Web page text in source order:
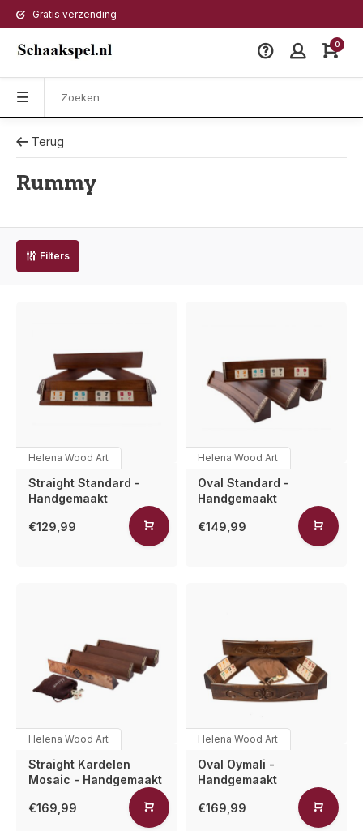
Gratis verzending
0
Terug
Rummy
Filters
Helena Wood Art
Straight Standard -
Handgemaakt
€129,99
Helena Wood Art
Oval Standard -
Handgemaakt
€149,99
Helena Wood Art
Straight Kardelen
Mosaic - Handgemaakt
€169,99
Helena Wood Art
Oval Oymali -
Handgemaakt
€169,99